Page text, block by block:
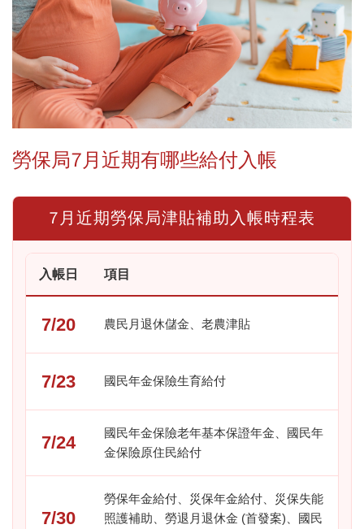
勞保局7月近期有哪些給付入帳
7月近期勞保局津貼補助入帳時程表
入帳日 項目
7/20 農民月退休儲金、老農津貼
7/23 國民年金保險生育給付
7/24
國民年金保險老年基本保證年金、國民年
金保險原住民給付
7/30
勞保年金給付、災保年金給付、災保失能
照護補助、勞退月退休金 (首發案)、國民